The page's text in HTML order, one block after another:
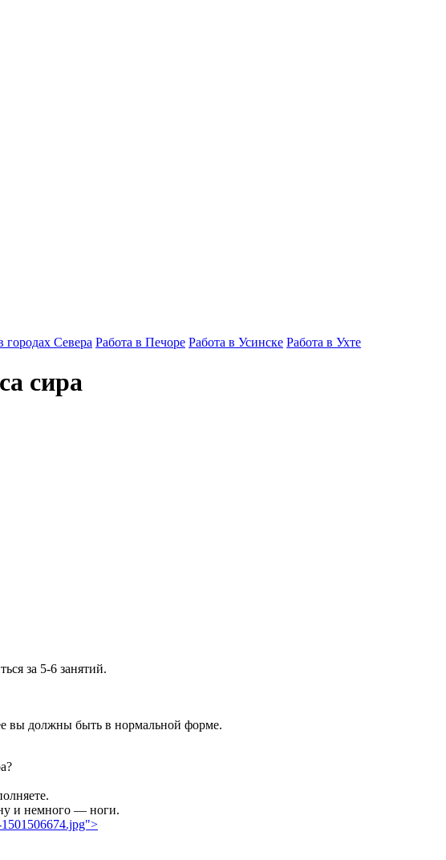
городах Севера Работа в Печоре Работа в Усинске Работа в Ухте
сира
за 5-6 занятий.
вы должны быть в нормальной форме.
и немного — ноги.